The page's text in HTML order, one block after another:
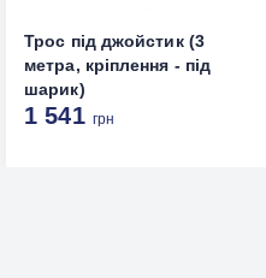
Трос під джойстик (3
метра, кріплення - під
шарик)
1 541 грн